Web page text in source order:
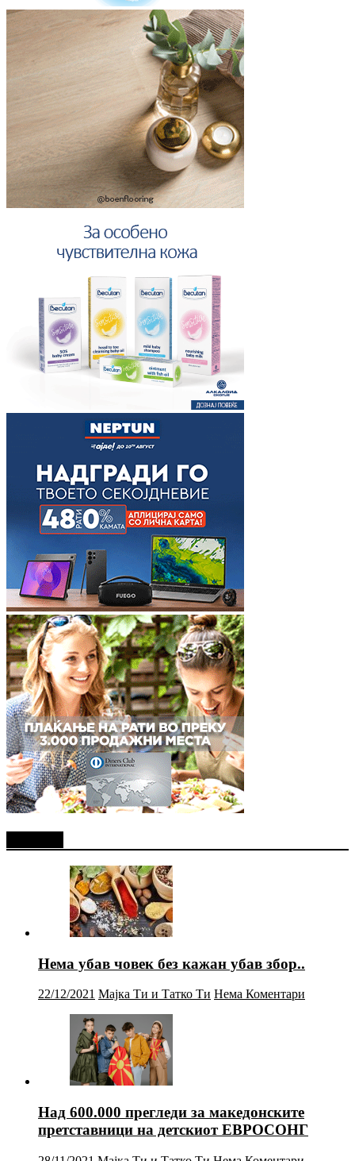
Нема убав човек без кажан убав збор..
22/12/2021 Мајка Ти и Татко Ти Нема Коментари
Над 600.000 прегледи за македонските
претставници на детскиот ЕВРОСОНГ